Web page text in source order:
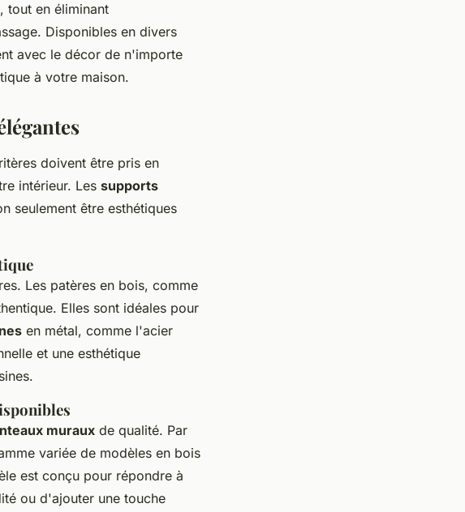
tout en éliminant
Disponibles en divers
avec le décor de n'importe
à votre maison.
doivent être pris en
intérieur. Les supports
seulement être esthétiques
Les patères en bois, comme
Elles sont idéales pour
en métal, comme l'acier
et une esthétique
muraux de qualité. Par
variée de modèles en bois
est conçu pour répondre à
ou d'ajouter une touche